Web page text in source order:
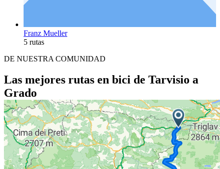
Franz Mueller
5 rutas
DE NUESTRA COMUNIDAD
Las mejores rutas en bici de Tarvisio a
Grado